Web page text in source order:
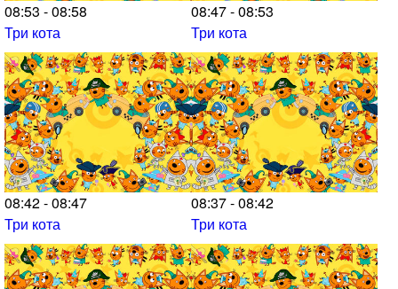
08:53 - 08:58
Три кота
08:47 - 08:53
Три кота
08:42 - 08:47
Три кота
08:37 - 08:42
Три кота